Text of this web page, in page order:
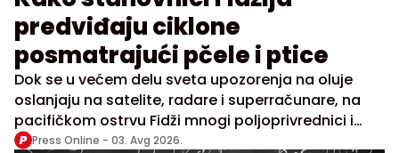
predviđaju ciklone
posmatrajući pčele i ptice
Dok se u većem delu sveta upozorenja na oluje
oslanjaju na satelite, radare i superračunare, na
pacifičkom ostrvu Fidži mnogi poljoprivrednici i
danas pažljivo posmatraju prirodu
Press Online - 03. Avg 2026.